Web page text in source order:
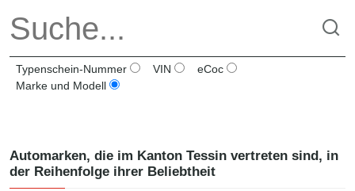
Typenschein-Nummer VIN
eCoc
Marke und Modell
Automarken, die im Kanton Tessin vertreten sind, in
der Reihenfolge ihrer Beliebtheit